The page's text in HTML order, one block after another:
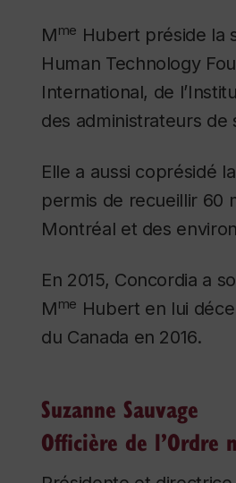
Mme Hubert préside la
Human Technology
International, de
des administrateurs de
Elle a aussi coprésidé
permis de recueillir 60
Montréal et des
En 2015, Concordia a
Mme Hubert en lui
du Canada en 2016.
Suzanne Sauvage
Officière de l’Ordre